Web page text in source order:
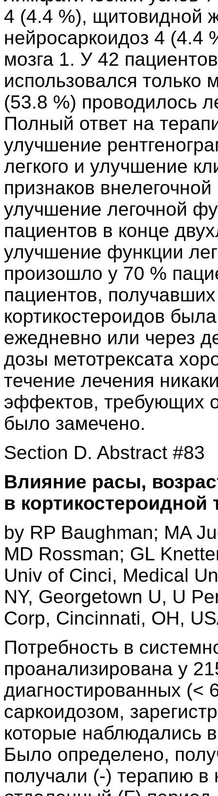
4 (4.4 %), щитовидной
нейросаркоидоз 4 (4.4
мозга 1. У 42
использовался только
(53.8 %) проводилось
Полный ответ на
улучшение
легкого и улучшение
признаков
улучшение легочной
пациентов в конце
улучшение функции
произошло у 70 %
пациентов,
кортикостероидов
ежедневно или через
дозы метотрексата
течение лечения
эффектов, требующих
было замечено.
Section D. Abstract #83
Влияние расы,
в кортикостероидной
by RP Baughman; MA
MD Rossman; GL
Univ of Cinci, Medical
NY, Georgetown U, U
Corp, Cincinnati, OH,
Потребность в
проанализирована у
диагностированных (<
саркоидозом,
которые наблюдались
Было определено,
получали (-) терапию